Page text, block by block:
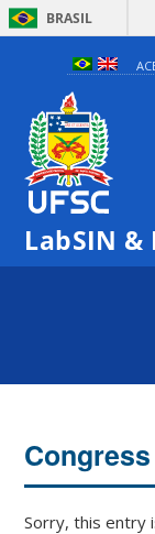
BRASIL
LabSIN &
Congress
Sorry, this entry